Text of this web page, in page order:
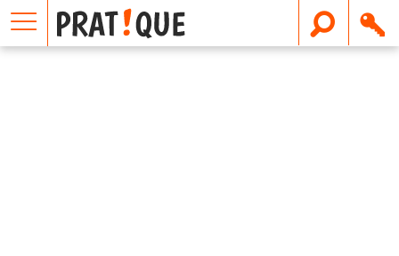
E
m
a